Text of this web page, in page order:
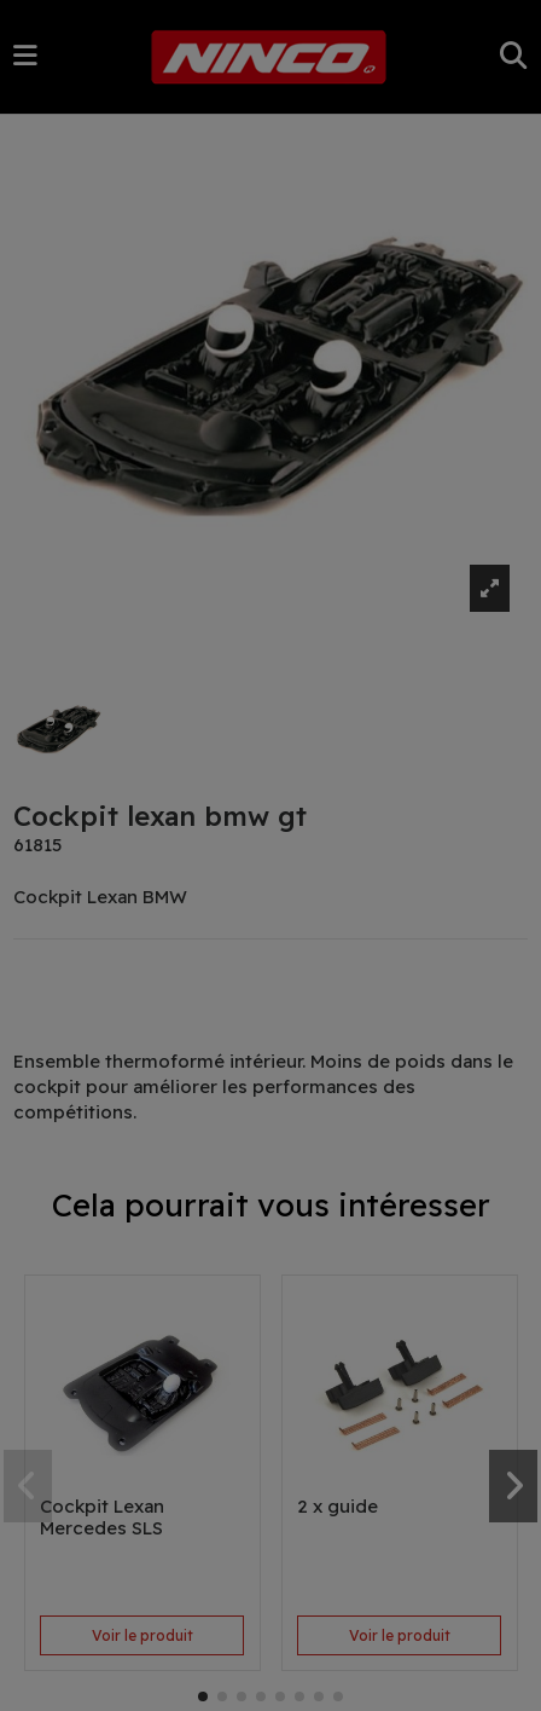
Cockpit lexan bmw gt
61815
Cockpit Lexan BMW
Ensemble thermoformé intérieur. Moins de poids dans le
cockpit pour améliorer les performances des
compétitions.
Cela pourrait vous intéresser
Cockpit Lexan
Mercedes SLS
Voir le produit
2 x guide
Voir le produit